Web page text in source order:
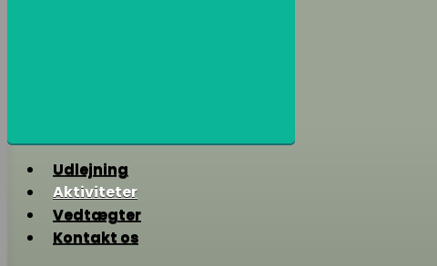
Udlejning
Aktiviteter
Vedtægter
Kontakt os